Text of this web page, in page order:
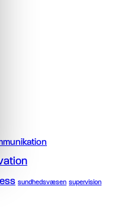
sundhedsvæsen supervision